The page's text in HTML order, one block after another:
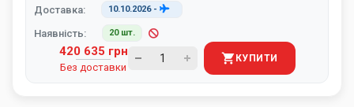
Доставка: 10.10.2026-
Наявність: 20 шт.
420 635 грн
Без доставки
КУПИТИ